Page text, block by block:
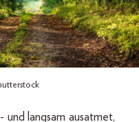
und langsam ausatmet,